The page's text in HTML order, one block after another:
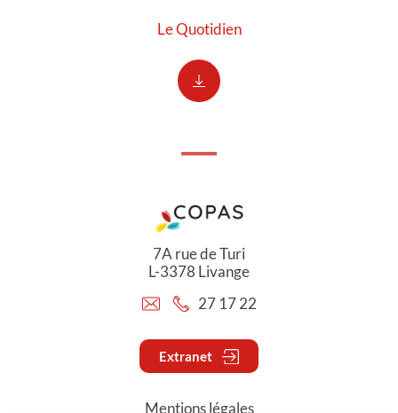
Le Quotidien
7A rue de Turi
L-3378 Livange
27 17 22
Extranet
Mentions légales